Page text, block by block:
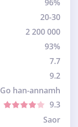
96%
20-30
2 200 000
93%
7.7
9.2
Go han-annamh
9.3
Saor